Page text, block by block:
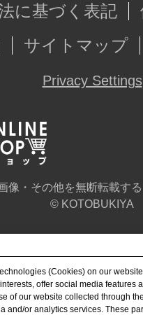
に基づく表記
サイトマップ
Privacy Settings
像・その他を無断転載す
© KOTOBUKIYA
(Cookies) on our
offer social media features
of our website collected through
and/or analytics services. These